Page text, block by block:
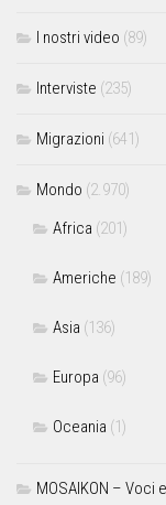
I nostri video (89)
Interviste (235)
Migrazioni (641)
Mondo (2.970)
Africa (201)
Americhe (189)
Asia (136)
Europa (96)
Oceania (1)
MOSAIKON – Voci